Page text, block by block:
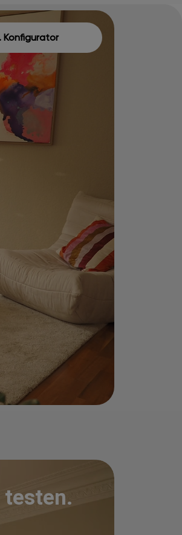
Konfigurator
testen.